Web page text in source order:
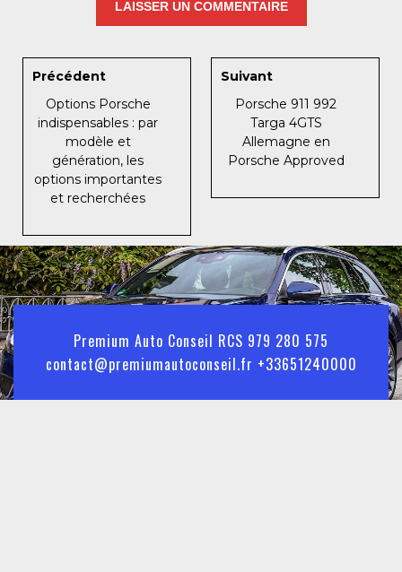
Précédent
Options Porsche
indispensables : par
modèle et
génération, les
options importantes
et recherchées
Suivant
Porsche 911 992
Targa 4GTS
Allemagne en
Porsche Approved
Premium Auto Conseil RCS 979 280 575
contact@premiumautoconseil.fr +33651240000